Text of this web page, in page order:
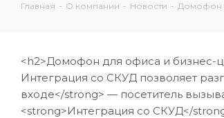
Главная - О компании - Новости - Домофон
<h2>Домофон для офиса и бизнес-
Интеграция со СКУД позволяет
входе</strong> — посетитель
<strong>Интеграция со СКУД</